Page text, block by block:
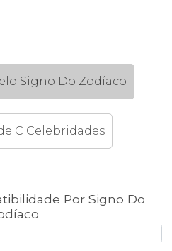
Signo Do Zodíaco
C Celebridades
Por Signo Do